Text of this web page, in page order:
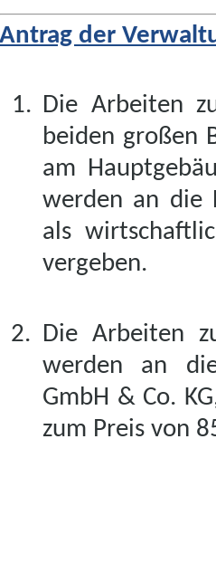
Antrag der
Die Arbeiten
beiden großen
am
werden an die
als
vergeben.
Die Arbeiten
werden an
GmbH & Co.
zum Preis von